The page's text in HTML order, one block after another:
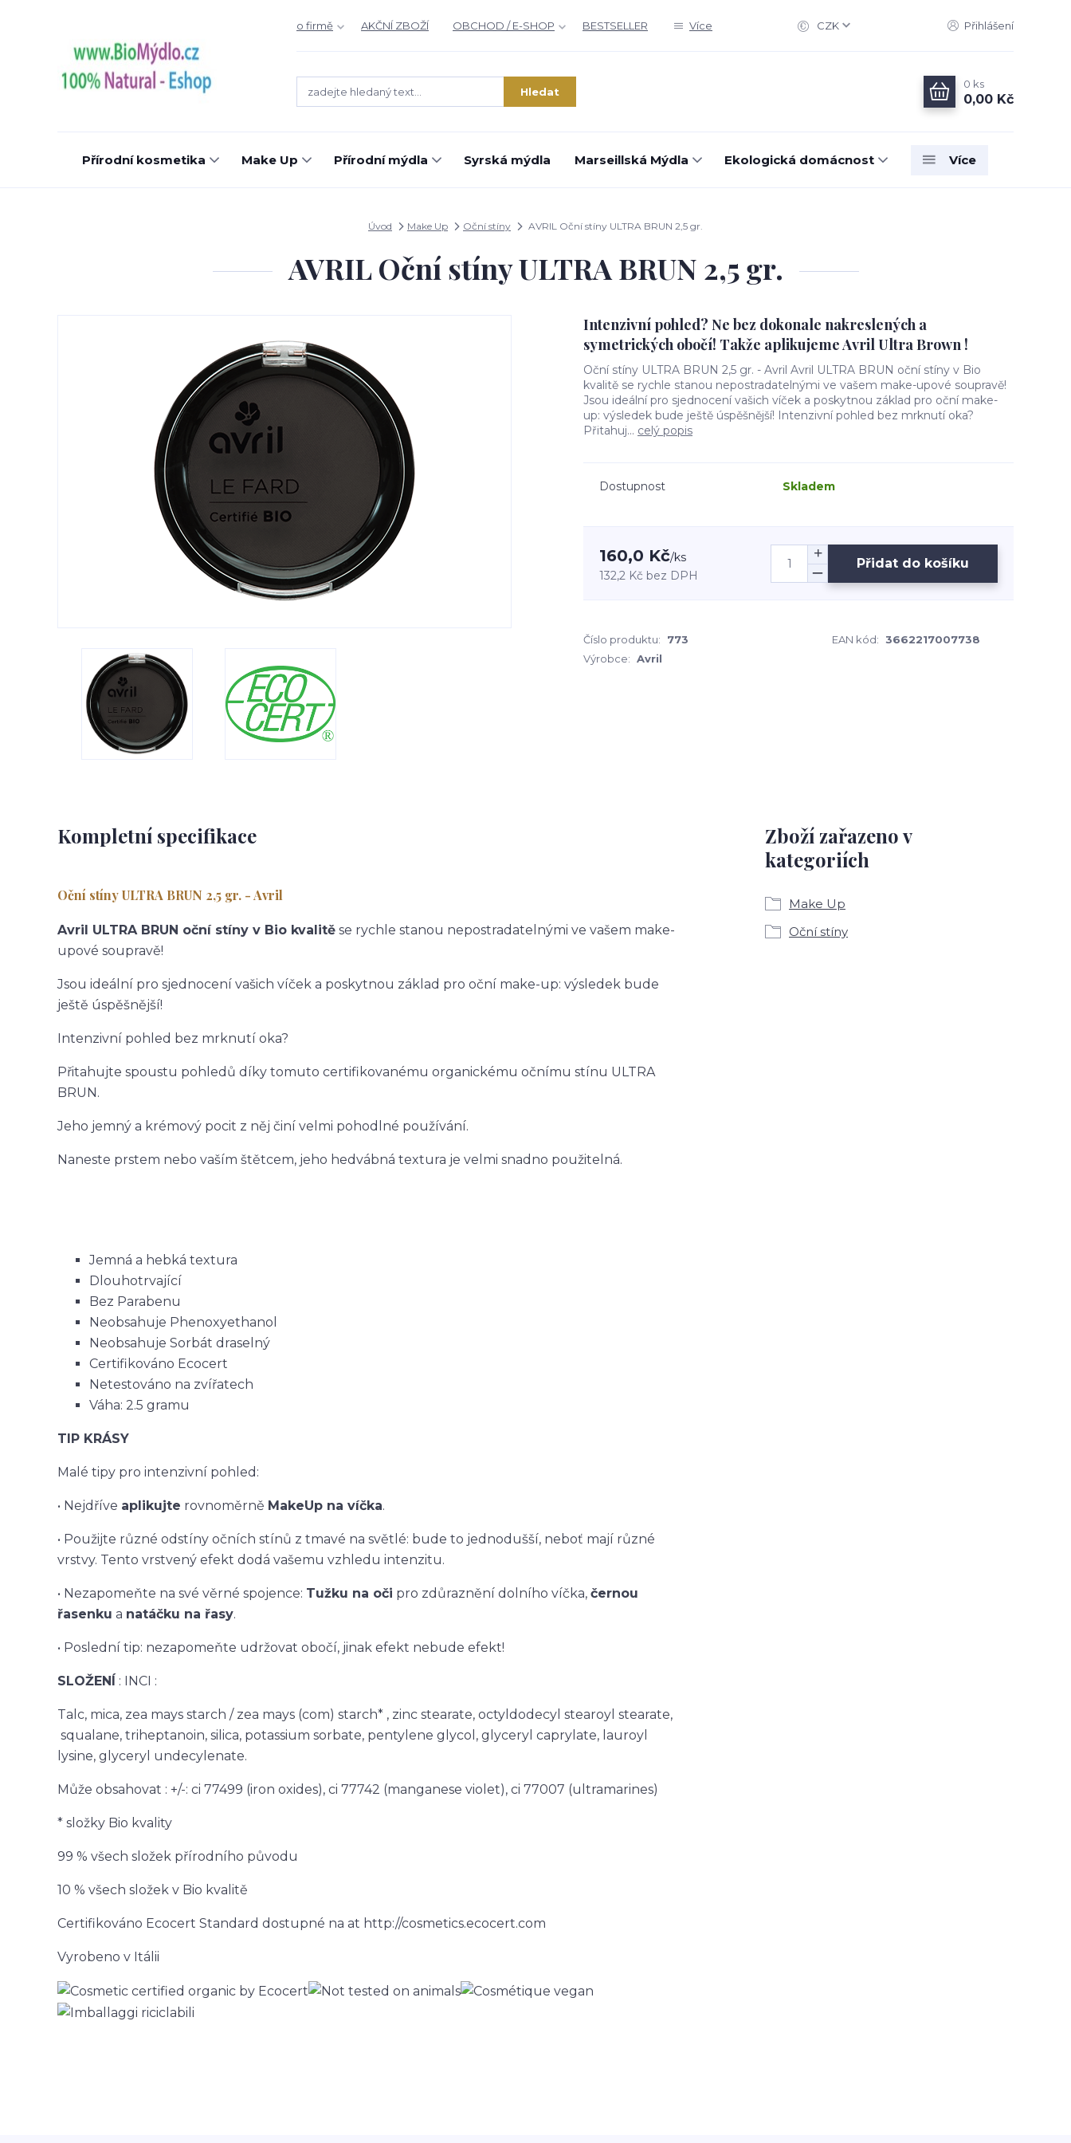
o firmě AKČNÍ ZBOŽÍ OBCHOD / E-SHOP BESTSELLER Více CZK Přihlášení
Hledat
0 ks
0,00 Kč
Přírodní kosmetika Make Up Přírodní mýdla Syrská mýdla Marseillská Mýdla Ekologická domácnost Více
Úvod Make Up Oční stíny AVRIL Oční stíny ULTRA BRUN 2,5 gr.
AVRIL Oční stíny ULTRA BRUN 2,5 gr.
Intenzivní pohled? Ne bez dokonale nakreslených a
symetrických obočí! Takže aplikujeme Avril Ultra Brown !
Oční stíny ULTRA BRUN 2,5 gr. - Avril Avril ULTRA BRUN oční stíny v Bio
kvalitě se rychle stanou nepostradatelnými ve vašem make-upové soupravě!
Jsou ideální pro sjednocení vašich víček a poskytnou základ pro oční make-
up: výsledek bude ještě úspěšnější! Intenzivní pohled bez mrknutí oka?
Přitahuj... celý popis
Dostupnost Skladem
160,0 Kč/ks
132,2 Kč bez DPH
Přidat do košíku
Číslo produktu: 773 EAN kód: 3662217007738
Výrobce: Avril
Kompletní specifikace
Oční stíny ULTRA BRUN 2,5 gr. - Avril
Avril ULTRA BRUN oční stíny v Bio kvalitě se rychle stanou nepostradatelnými ve vašem make-
upové soupravě!
Jsou ideální pro sjednocení vašich víček a poskytnou základ pro oční make-up: výsledek bude
ještě úspěšnější!
Intenzivní pohled bez mrknutí oka?
Přitahujte spoustu pohledů díky tomuto certifikovanému organickému očnímu stínu ULTRA
BRUN.
Jeho jemný a krémový pocit z něj činí velmi pohodlné používání.
Naneste prstem nebo vaším štětcem, jeho hedvábná textura je velmi snadno použitelná.
Jemná a hebká textura
Dlouhotrvající
Bez Parabenu
Neobsahuje Phenoxyethanol
Neobsahuje Sorbát draselný
Certifikováno Ecocert
Netestováno na zvířatech
Váha: 2.5 gramu
TIP KRÁSY
Malé tipy pro intenzivní pohled:
• Nejdříve aplikujte rovnoměrně MakeUp na víčka.
• Použijte různé odstíny očních stínů z tmavé na světlé: bude to jednodušší, neboť mají různé
vrstvy. Tento vrstvený efekt dodá vašemu vzhledu intenzitu.
• Nezapomeňte na své věrné spojence: Tužku na oči pro zdůraznění dolního víčka, černou
řasenku a natáčku na řasy.
• Poslední tip: nezapomeňte udržovat obočí, jinak efekt nebude efekt!
SLOŽENÍ : INCI :
Talc, mica, zea mays starch / zea mays (com) starch* , zinc stearate, octyldodecyl stearoyl stearate,
squalane, triheptanoin, silica, potassium sorbate, pentylene glycol, glyceryl caprylate, lauroyl
lysine, glyceryl undecylenate.
Může obsahovat : +/-: ci 77499 (iron oxides), ci 77742 (manganese violet), ci 77007 (ultramarines)
* složky Bio kvality
99 % všech složek přírodního původu
10 % všech složek v Bio kvalitě
Certifikováno Ecocert Standard dostupné na at http://cosmetics.ecocert.com
Vyrobeno v Itálii
Zboží zařazeno v
kategoriích
Make Up
Oční stíny